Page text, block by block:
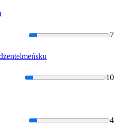
7
10
4